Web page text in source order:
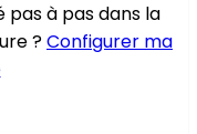
pas à pas dans la
?Configurer ma